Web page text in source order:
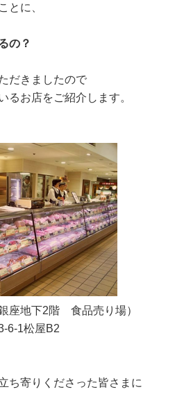
とに、
の？
だきましたので
るお店をご紹介します。
座地下2階 食品売り場）
6-1松屋B2
ち寄りくださった皆さまに